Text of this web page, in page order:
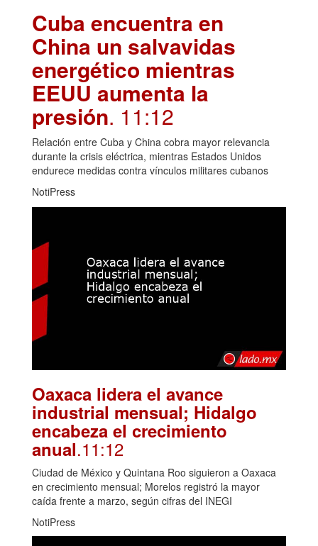
Cuba encuentra en
China un salvavidas
energético mientras
EEUU aumenta la
presión. 11:12
Relación entre Cuba y China cobra mayor relevancia
durante la crisis eléctrica, mientras Estados Unidos
endurece medidas contra vínculos militares cubanos
NotiPress
Oaxaca lidera el avance
industrial mensual; Hidalgo
encabeza el crecimiento
anual.11:12
Ciudad de México y Quintana Roo siguieron a Oaxaca
en crecimiento mensual; Morelos registró la mayor
caída frente a marzo, según cifras del INEGI
NotiPress